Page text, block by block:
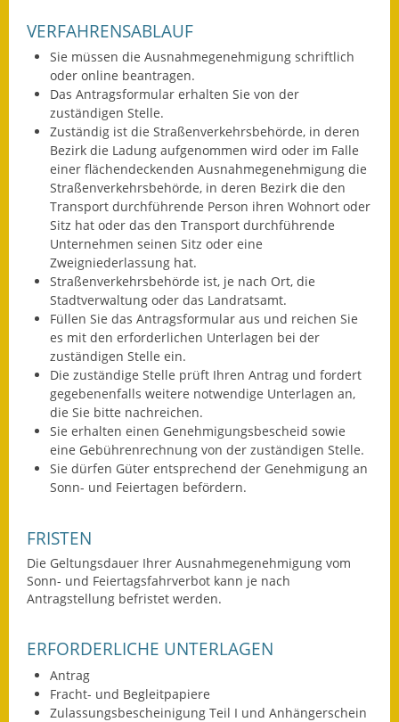
Flächennutzungsplan
Gutachterausschuss
Landessanierungsprogramm
Mietspiegel
Gebäuden
Hochwassergefahrenkarte
Bürgerhaus
Grundschule &
Kernzeitbetreuung
Integration und Asyl
Kinderbetreuung
Nahverkehr
Klimaschutzagentur
VERFAHRENSABLAUF
Sie müssen die Ausnahmegenehmigung schriftlich
oder online beantragen.
Das Antragsformular erhalten Sie von der
zuständigen Stelle.
Zuständig ist die Straßenverkehrsbehörde, in deren
Bezirk die Ladung aufgenommen wird oder im Falle
einer flächendeckenden Ausnahmegenehmigung die
Straßenverkehrsbehörde, in deren Bezirk die den
Transport durchführende Person ihren Wohnort oder
Sitz hat oder das den Transport durchführende
Unternehmen seinen Sitz oder eine
Zweigniederlassung hat.
Straßenverkehrsbehörde ist, je nach Ort, die
Stadtverwaltung oder das Landratsamt.
Füllen Sie das Antragsformular aus und reichen Sie
es mit den erforderlichen Unterlagen bei der
zuständigen Stelle ein.
Die zuständige Stelle prüft Ihren Antrag und fordert
gegebenenfalls weitere notwendige Unterlagen an,
die Sie bitte nachreichen.
Sie erhalten einen Genehmigungsbescheid sowie
eine Gebührenrechnung von der zuständigen Stelle.
Sie dürfen Güter entsprechend der Genehmigung an
Sonn- und Feiertagen befördern.
FRISTEN
Die Geltungsdauer Ihrer Ausnahmegenehmigung vom
Sonn- und Feiertagsfahrverbot kann je nach
Antragstellung befristet werden.
ERFORDERLICHE UNTERLAGEN
Antrag
Fracht- und Begleitpapiere
Zulassungsbescheinigung Teil I und Anhängerschein